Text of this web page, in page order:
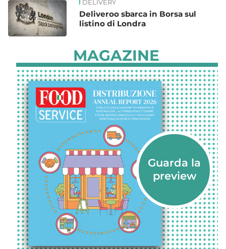
DELIVERY
Deliveroo sbarca in Borsa sul
listino di Londra
MAGAZINE